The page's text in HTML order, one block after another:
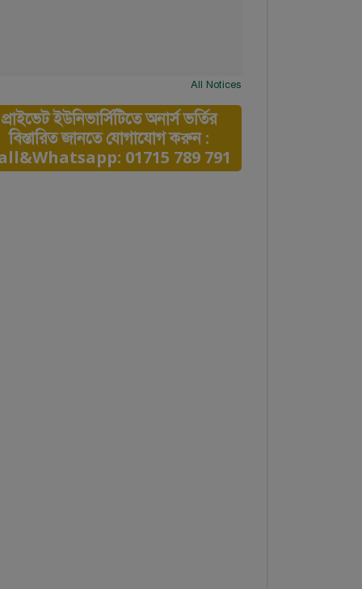
All Notices
প্রাইভেট ইউনিভার্সিটিতে অনার্স ভর্তির
বিস্তারিত জানতে যোগাযোগ করুন :
01715 789 791